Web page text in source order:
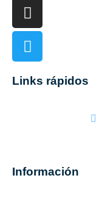
Links rápidos
Información